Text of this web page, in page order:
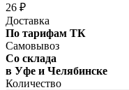
26 ₽
Доставка
По тарифам ТК
Самовывоз
Со склада
в Уфе и Челябинске
Количество